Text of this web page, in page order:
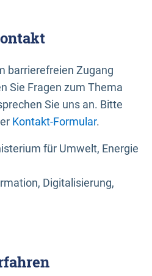
barrierefreien Zugang
Sie Fragen zum Thema
Sie uns an. Bitte
Kontakt-Formular.
für Umwelt, Energie
Digitalisierung,